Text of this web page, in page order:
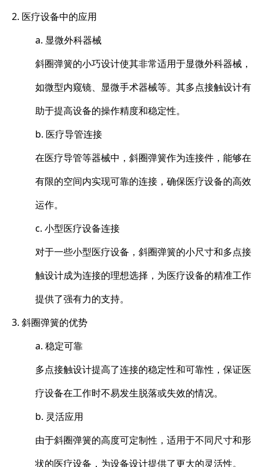
2. 医疗设备中的应用
a. 显微外科器械
斜圈弹簧的小巧设计使其非常适用于显微外科器械，
如微型内窥镜、显微手术器械等。其多点接触设计有
助于提高设备的操作精度和稳定性。
b. 医疗导管连接
在医疗导管等器械中，斜圈弹簧作为连接件，能够在
有限的空间内实现可靠的连接，确保医疗设备的高效
运作。
c. 小型医疗设备连接
对于一些小型医疗设备，斜圈弹簧的小尺寸和多点接
触设计成为连接的理想选择，为医疗设备的精准工作
提供了强有力的支持。
3. 斜圈弹簧的优势
a. 稳定可靠
多点接触设计提高了连接的稳定性和可靠性，保证医
疗设备在工作时不易发生脱落或失效的情况。
b. 灵活应用
由于斜圈弹簧的高度可定制性，适用于不同尺寸和形
状的医疗设备，为设备设计提供了更大的灵活性。